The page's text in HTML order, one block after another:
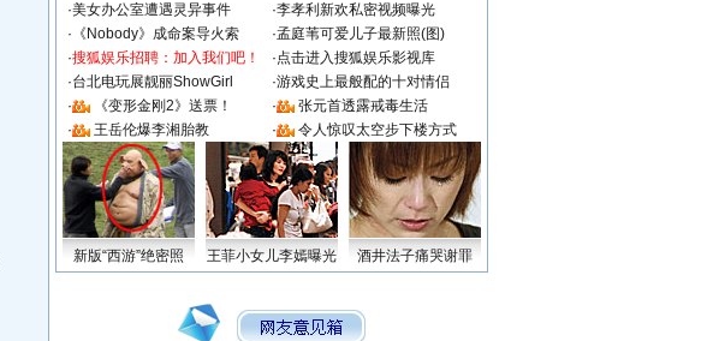
·美女办公室遭遇灵异事件 ·李孝利新欢私密视频曝光
· 《Nobody》成命案导火索 ·孟庭苇可爱儿子最新照(图)
·搜狐娱乐招聘：加入我们吧！ ·点击进入搜狐娱乐影视库
·台北电玩展靓丽ShowGirl ·游戏史上最般配的十对情侣
·
《变形金刚2》送票！ ·
张元首透露戒毒生活
·
王岳伦爆李湘胎教 · 令人惊叹太空步下楼方式
新版“西游”绝密照 王菲小女儿李嫣曝光 酒井法子痛哭谢罪